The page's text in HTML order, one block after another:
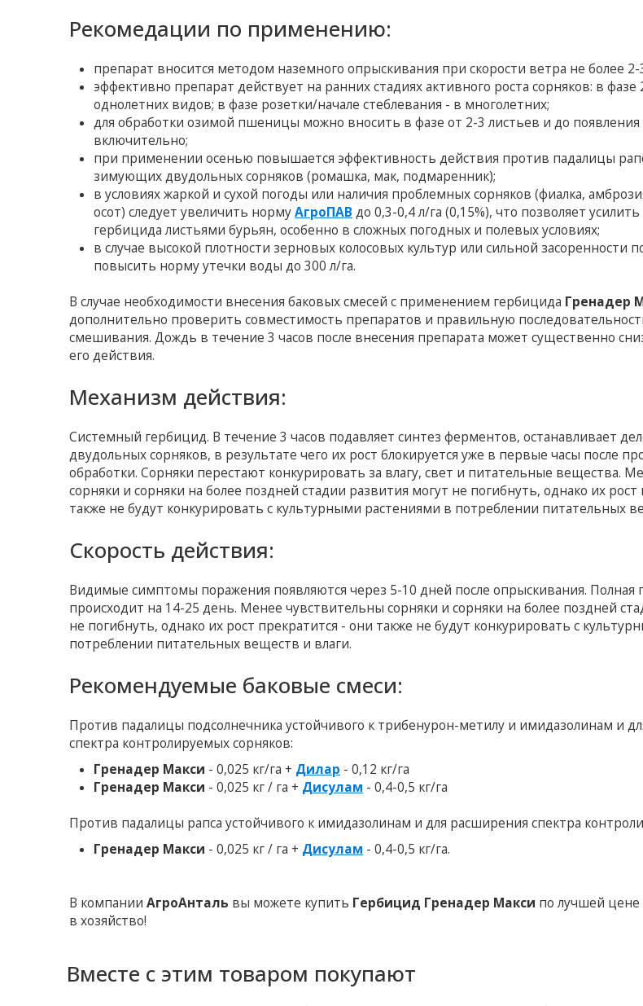
Рекомедации по применению:
препарат вносится методом наземного опрыскивания при скорости ветра не более 2-
эффективно препарат действует на ранних стадиях активного роста сорняков: в фазе
однолетних видов; в фазе розетки/начале стеблевания - в многолетних;
для обработки озимой пшеницы можно вносить в фазе от 2-3 листьев и до появления
включительно;
при применении осенью повышается эффективность действия против падалицы
зимующих двудольных сорняков (ромашка, мак, подмаренник);
в условиях жаркой и сухой погоды или наличия проблемных сорняков (фиалка,
осот) следует увеличить нормуАгроПАВ до 0,3-0,4 л/га (0,15%), что позволяет
гербицида листьями бурьян, особенно в сложных погодных и полевых условиях;
в случае высокой плотности зерновых колосовых культур или сильной засоренности
повысить норму утечки воды до 300 л/га.
В случае необходимости внесения баковых смесей с применением гербицида Гренадер
дополнительно проверить совместимость препаратов и правильную
смешивания. Дождь в течение 3 часов после внесения препарата может существенно
его действия.
Механизм действия:
Системный гербицид. В течение 3 часов подавляет синтез ферментов, останавливает
двудольных сорняков, в результате чего их рост блокируется уже в первые часы после
обработки. Сорняки перестают конкурировать за влагу, свет и питательные вещества.
сорняки и сорняки на более поздней стадии развития могут не погибнуть, однако их рост
также не будут конкурировать с культурными растениями в потреблении питательных
Скорость действия:
Видимые симптомы поражения появляются через 5-10 дней после опрыскивания. Полная
происходит на 14-25 день. Менее чувствительны сорняки и сорняки на более поздней
не погибнуть, однако их рост прекратится - они также не будут конкурировать с
потреблении питательных веществ и влаги.
Рекомендуемые баковые смеси:
Против падалицы подсолнечника устойчивого к трибенурон-метилу и имидазолинам и
спектра контролируемых сорняков:
Гренадер Макси - 0,025 кг/га + Дилар - 0,12 кг/га
Гренадер Макси - 0,025 кг / га + Дисулам - 0,4-0,5 кг/га
Против падалицы рапса устойчивого к имидазолинам и для расширения спектра
Гренадер Макси - 0,025 кг / га + Дисулам - 0,4-0,5 кг/га.
В компанииАгроАнталь вы можете купить Гербицид Гренадер Макси по лучшей цене
в хозяйство!
Вместе с этим товаром покупают